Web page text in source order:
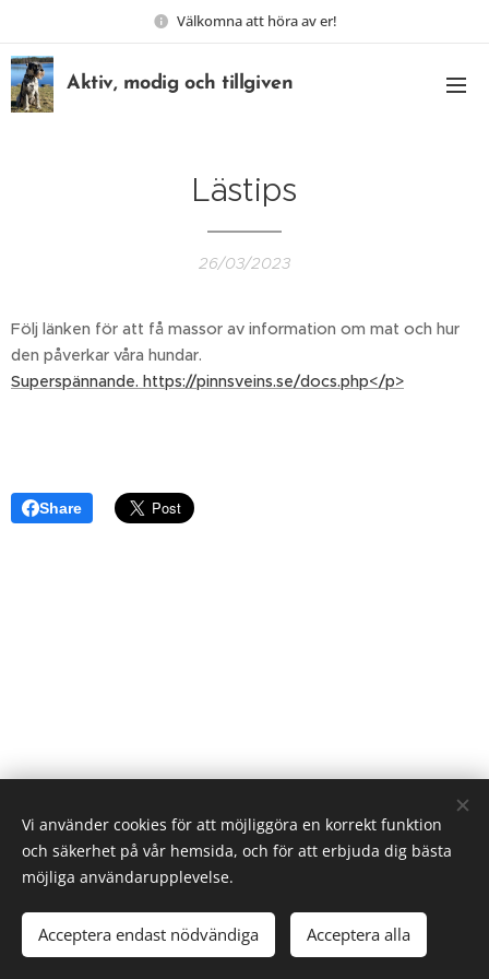
Välkomna att höra av er!
Aktiv, modig och tillgiven
Lästips
26/03/2023
Följ länken för att få massor av information om mat och hur
den påverkar våra hundar.
Superspännande. https://pinnsveins.se/docs.php</p>
Share
Cookies
Vi använder cookies för att möjliggöra en korrekt funktion
och säkerhet på vår hemsida, och för att erbjuda dig bästa
möjliga användarupplevelse.
Acceptera endast nödvändiga Acceptera alla